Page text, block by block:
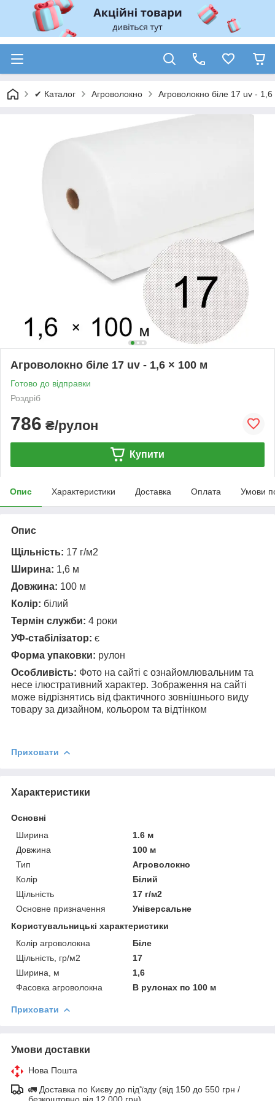
✔ Каталог Агроволокно Агроволокно біле 17 uv -
Агроволокно біле 17 uv - 1,6 × 100 м
Готово до відправки
Роздріб
786 ₴/рулон
Купити
Опис Характеристики Доставка Оплата Умови
Опис
Щільність: 17 г/м2
Ширина: 1,6 м
Довжина: 100 м
Колір: білий
Термін служби: 4 роки
УФ-стабілізатор: є
Форма упаковки: рулон
Особливість: Фото на сайті є ознайомлювальним та
несе ілюстративний характер. Зображення на сайті
може відрізнятись від фактичного зовнішнього виду
товару за дизайном, кольором та відтінком
Приховати
Характеристики
Основні
Ширина
1.6 м
Довжина
100 м
Тип
Агроволокно
Колір
Білий
Щільність
17 г/м2
Основне призначення
Універсальне
Користувальницькі характеристики
Колір агроволокна
Біле
Щільність, гр/м2
17
Ширина, м
1,6
Фасовка агроволокна
В рулонах по 100 м
Приховати
Умови доставки
Нова Пошта
🚛 Доставка по Києву до під'їзду (від 150 до 550 грн /
безкоштовно від 12 000 грн)